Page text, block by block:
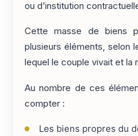
ou d’institution
Cette masse de biens
plusieurs éléments, selon
lequel le couple vivait et la
Au nombre de ces
compter :
Les biens propres du